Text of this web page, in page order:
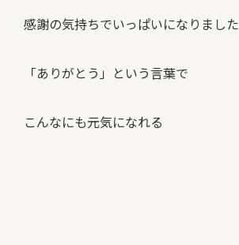
感謝の気持ちでいっぱいになりました
「ありがとう」という言葉で
こんなにも元気になれる